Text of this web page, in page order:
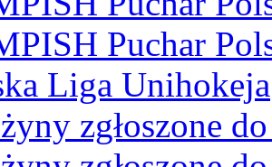
Puchar
Liga Unihokeja
zgłoszone